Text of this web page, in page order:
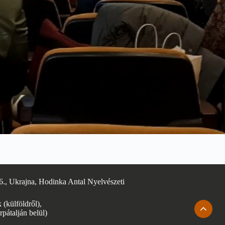
Ukrajna, Hodinka Antal Nyelvészeti
(külföldről),
belül)